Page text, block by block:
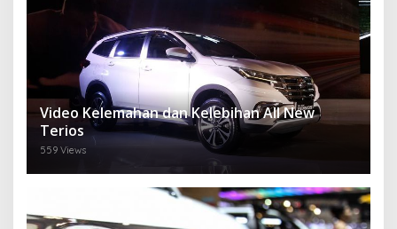
Video Kelemahan dan Kelebihan All New
Terios
559 Views